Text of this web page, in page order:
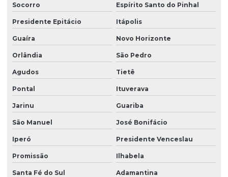
Limpeza de vidros externos
Limpeza de vidros e fachadas
Limpeza de vidros preço
Limpeza de vidros em prédios
Limpeza de vidros profissional
Manutenção elétrica predial
Manutenção predial facilities
Melhores empresas de portaria virtual
Orçamento de limpeza de fachada
Socorro Espírito Santo do Pinhal
Presidente Epitácio Itápolis
Guaíra Novo Horizonte
Orlândia São Pedro
Agudos Tietê
Pontal Ituverava
Jarinu Guariba
São Manuel José Bonifácio
Iperó Presidente Venceslau
Promissão Ilhabela
Santa Fé do Sul Adamantina